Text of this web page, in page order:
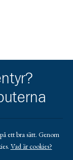
ett bra sätt. Genom
Vad är cookies?